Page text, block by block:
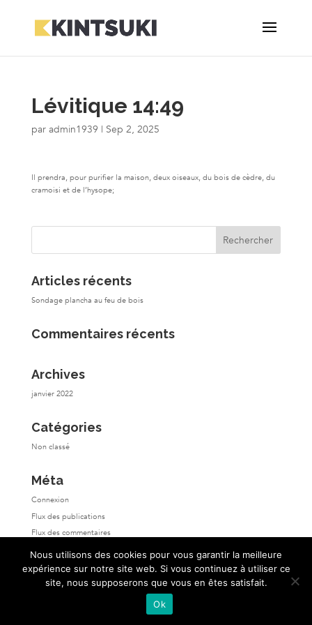
Lévitique 14:49
par admin1939 | Sep 2, 2025
Il prendra, pour purifier la maison, deux oiseaux, du bois de cèdre, du
cramoisi et de l’hysope;
Articles récents
Sondage plancha au feu de bois
Commentaires récents
Archives
janvier 2022
Catégories
Non classé
Méta
Connexion
Flux des publications
Flux des commentaires
Site de WordPress-FR
Nous utilisons des cookies pour vous garantir la meilleure
expérience sur notre site web. Si vous continuez à utiliser ce
site, nous supposerons que vous en êtes satisfait.
Ok